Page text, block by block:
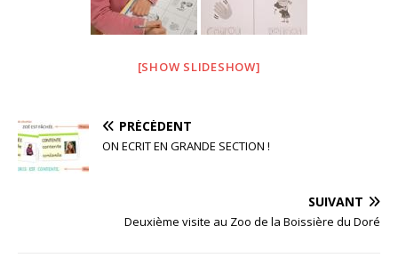
[SHOW SLIDESHOW]
PRÉCÉDENT
ON ECRIT EN GRANDE SECTION !
SUIVANT
Deuxième visite au Zoo de la Boissière du Doré